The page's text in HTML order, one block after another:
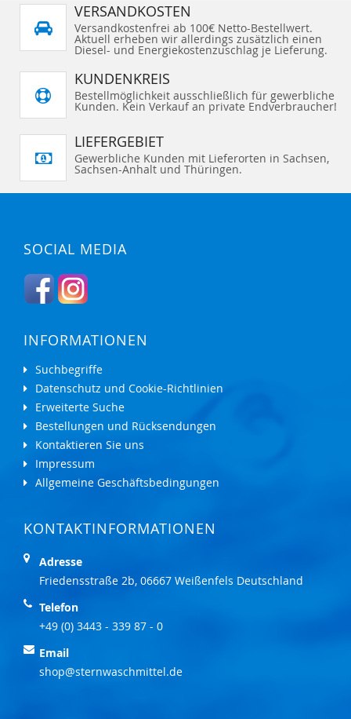
VERSANDKOSTEN
Versandkostenfrei ab 100€ Netto-Bestellwert.
Aktuell erheben wir allerdings zusätzlich einen
Diesel- und Energiekostenzuschlag je Lieferung.
KUNDENKREIS
Bestellmöglichkeit ausschließlich für gewerbliche
Kunden. Kein Verkauf an private Endverbraucher!
LIEFERGEBIET
Gewerbliche Kunden mit Lieferorten in Sachsen,
Sachsen-Anhalt und Thüringen.
SOCIAL MEDIA
INFORMATIONEN
Suchbegriffe
Datenschutz und Cookie-Richtlinien
Erweiterte Suche
Bestellungen und Rücksendungen
Kontaktieren Sie uns
Impressum
Allgemeine Geschäftsbedingungen
KONTAKTINFORMATIONEN
Adresse
Friedensstraße 2b, 06667 Weißenfels Deutschland
Telefon
+49 (0) 3443 - 339 87 - 0
Email
shop@sternwaschmittel.de